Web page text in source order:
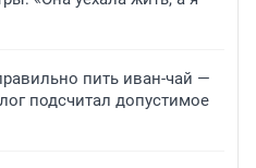
пить иван-чай —
подсчитал допустимое